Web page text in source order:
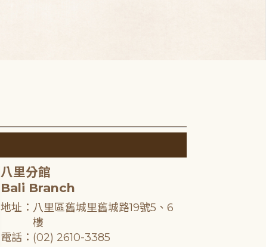
八里分館
Bali Branch
地址：八里區舊城里舊城路19號5、6
樓
電話：(02) 2610-3385